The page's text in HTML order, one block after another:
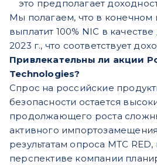
это предполагает
Мы полагаем, что в конечном
выплатит 100% NIC в
2023 г., что соответствует
Привлекательны ли акции
Technologies?
Спрос на российские
безопасности остается
продолжающего роста
активного
результатам опроса МТС
перспективе компании